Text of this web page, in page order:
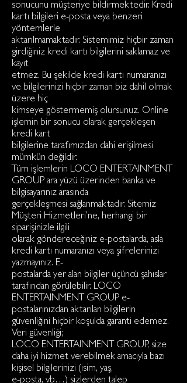
sonucunu müşteriye bildirmektedir. Kredi
kartı bilgileri e-posta veya benzeri
yöntemlerle
aktarılmamaktadır. Sistemimiz hiçbir zaman
girdiğiniz kredi kartı bilgilerini saklamaz ve
kayıt
etmez. Bu şekilde kredi kartı numaranızı
ve bilgilerinizi hiçbir zaman biz dahil olmak
üzere hiç
kimseye göstermemiş olursunuz. Online
işlemin bir sonucu olarak gerçekleşen
kredi kart
bilgilerine tarafımızdan dahi erişilmesi
mümkün değildir.
Tüm işlemlerin LOCO ENTERTAINMENT
GROUP ara yüzü üzerinden banka ve
bilgisayarınız arasında
gerçekleşmesi sağlanmaktadır. Sitemiz
Müşteri Hizmetleri’ne, herhangi bir
siparişinizle ilgili
olarak göndereceğiniz e-postalarda, asla
kredi kartı numaranızı veya şifrelerinizi
yazmayınız. E-
postalarda yer alan bilgiler üçüncü şahıslar
tarafından görülebilir. LOCO
ENTERTAINMENT GROUP e-
postalarınızdan aktarılan bilgilerin
güvenliğini hiçbir koşulda garanti edemez.
Veri güvenliği;
LOCO ENTERTAINMENT GROUP, size
daha iyi hizmet verebilmek amacıyla bazı
kişisel bilgilerinizi (isim, yaş,
e-posta, vb…) sizlerden talep